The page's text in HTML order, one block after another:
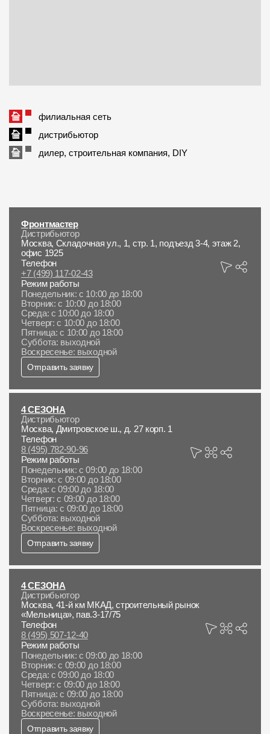
Чердачные лестницы
Документация
Документация
Рекламные материалы
Сертификаты
Гарантии
Чертежи
Текстуры
Фото объектов
Вопрос-ответ/Faq
Статьи
Сервисы
Конструктор
Калькулятор
Цены
Компания
Контакты
Контроль качества кровли
Качество фасадов
Награды
Отправка рекламации
Предложения по сотрудничеству
Вакансии
филиальная сеть
дистрибьютор
дилер, строительная компания, DIY
Фронтмастер
Дистрибьютор
Москва, Складочная ул., 1, стр. 1, подъезд 3-4, этаж 2,
офис 1925
Телефон
+7 (499) 117-02-43
Режим работы
Понедельник: с 10:00 до 18:00
Вторник: с 10:00 до 18:00
Среда: с 10:00 до 18:00
Четверг: с 10:00 до 18:00
Пятница: с 10:00 до 18:00
Суббота: выходной
Воскресенье: выходной
Отправить заявку
4 СЕЗОНА
Дистрибьютор
Москва, Дмитровское ш., д. 27 корп. 1
Телефон
8 (495) 782-90-96
Режим работы
Понедельник: с 09:00 до 18:00
Вторник: с 09:00 до 18:00
Среда: с 09:00 до 18:00
Четверг: с 09:00 до 18:00
Пятница: с 09:00 до 18:00
Суббота: выходной
Воскресенье: выходной
Отправить заявку
4 СЕЗОНА
Дистрибьютор
Москва, 41-й км МКАД, строительный рынок
«Мельница», пав.3-17/75
Телефон
8 (495) 507-12-40
Режим работы
Понедельник: с 09:00 до 18:00
Вторник: с 09:00 до 18:00
Среда: с 09:00 до 18:00
Четверг: с 09:00 до 18:00
Пятница: с 09:00 до 18:00
Суббота: выходной
Воскресенье: выходной
Отправить заявку